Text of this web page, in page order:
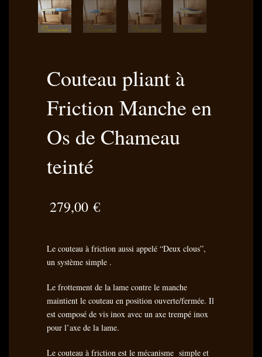
Couteau pliant à
Friction Manche en
Os de Chameau
teinté
279,00 €
Le couteau à friction aussi appelé “Deux clous”,
un système simple .
Le frottement de la lame contre le manche
maintient le couteau en position ouverte/fermée. Il
est composé de vis inox avec un axe trempé inox
pour l’axe de la lame.
Le couteau à friction est le mécanisme simple et